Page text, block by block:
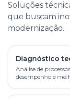
Soluções
que buscam
modernização.
Diagnóstico
Análise de
desempenho e